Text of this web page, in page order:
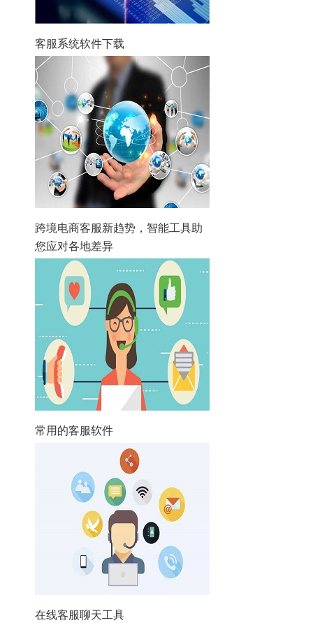
客服系统软件下载
跨境电商客服新趋势，智能工具助
您应对各地差异
常用的客服软件
在线客服聊天工具